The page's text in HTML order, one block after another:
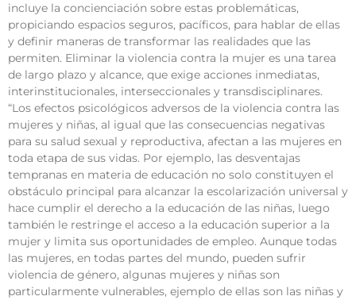
incluye la concienciación sobre estas problemáticas,
propiciando espacios seguros, pacíficos, para hablar de ellas
y definir maneras de transformar las realidades que las
permiten. Eliminar la violencia contra la mujer es una tarea
de largo plazo y alcance, que exige acciones inmediatas,
interinstitucionales, interseccionales y transdisciplinares.
“Los efectos psicológicos adversos de la violencia contra las
mujeres y niñas, al igual que las consecuencias negativas
para su salud sexual y reproductiva, afectan a las mujeres en
toda etapa de sus vidas. Por ejemplo, las desventajas
tempranas en materia de educación no solo constituyen el
obstáculo principal para alcanzar la escolarización universal y
hace cumplir el derecho a la educación de las niñas, luego
también le restringe el acceso a la educación superior a la
mujer y limita sus oportunidades de empleo. Aunque todas
las mujeres, en todas partes del mundo, pueden sufrir
violencia de género, algunas mujeres y niñas son
particularmente vulnerables, ejemplo de ellas son las niñas y